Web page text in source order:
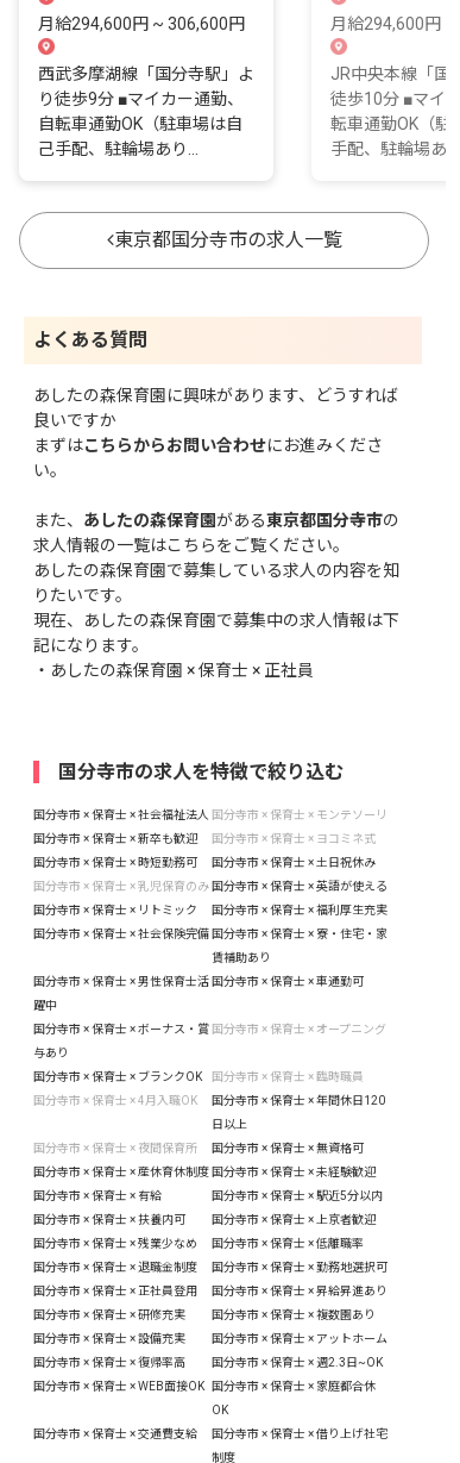
月給294,600円 ~ 306,600円
西武多摩湖線「国分寺駅」よ
り徒歩9分 ■マイカー通勤、
自転車通勤OK（駐車場は自
己手配、駐輪場あり...
月給294,600円
JR中央本線「国
徒歩10分 ■マイ
転車通勤OK（駐
手配、駐輪場あり
東京都国分寺市の求人一覧
よくある質問
あしたの森保育園に興味があります、どうすれば
良いですか
まずはこちらからお問い合わせにお進みくださ
い。
また、 あしたの森保育園がある東京都国分寺市の
求人情報の一覧はこちらをご覧ください。
あしたの森保育園で募集している求人の内容を知
りたいです。
現在、あしたの森保育園で募集中の求人情報は下
記になります。
・ あしたの森保育園 × 保育士 × 正社員
国分寺市の求人を特徴で絞り込む
国分寺市 × 保育士 × 社会福祉法人 国分寺市 × 保育士 × モンテソーリ
国分寺市 × 保育士 × 新卒も歓迎
国分寺市 × 保育士 × ヨコミネ式
国分寺市 × 保育士 × 時短勤務可
国分寺市 × 保育士 × 土日祝休み
国分寺市 × 保育士 × 乳児保育のみ 国分寺市 × 保育士 × 英語が使える
国分寺市 × 保育士 × リトミック
国分寺市 × 保育士 × 福利厚生充実
国分寺市 × 保育士 × 社会保険完備 国分寺市 × 保育士 × 寮・住宅・家
賃補助あり
国分寺市 × 保育士 × 男性保育士活
躍中
国分寺市 × 保育士 × 車通勤可
国分寺市 × 保育士 × ボーナス・賞
与あり
国分寺市 × 保育士 × オープニング
国分寺市 × 保育士 × ブランクOK
国分寺市 × 保育士 × 臨時職員
国分寺市 × 保育士 × 4月入職OK
国分寺市 × 保育士 × 年間休日120
日以上
国分寺市 × 保育士 × 夜間保育所
国分寺市 × 保育士 × 無資格可
国分寺市 × 保育士 × 産休育休制度 国分寺市 × 保育士 × 未経験歓迎
国分寺市 × 保育士 × 有給
国分寺市 × 保育士 × 駅近5分以内
国分寺市 × 保育士 × 扶養内可
国分寺市 × 保育士 × 上京者歓迎
国分寺市 × 保育士 × 残業少なめ
国分寺市 × 保育士 × 低離職率
国分寺市 × 保育士 × 退職金制度
国分寺市 × 保育士 × 勤務地選択可
国分寺市 × 保育士 × 正社員登用
国分寺市 × 保育士 × 昇給昇進あり
国分寺市 × 保育士 × 研修充実
国分寺市 × 保育士 × 複数園あり
国分寺市 × 保育士 × 設備充実
国分寺市 × 保育士 × アットホーム
国分寺市 × 保育士 × 復帰率高
国分寺市 × 保育士 × 週2.3日~OK
国分寺市 × 保育士 × WEB面接OK
国分寺市 × 保育士 × 家庭都合休
OK
国分寺市 × 保育士 × 交通費支給
国分寺市 × 保育士 × 借り上げ社宅
制度